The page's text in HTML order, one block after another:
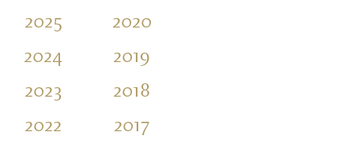
2025
2024
2023
2022
2020
2019
2018
2017